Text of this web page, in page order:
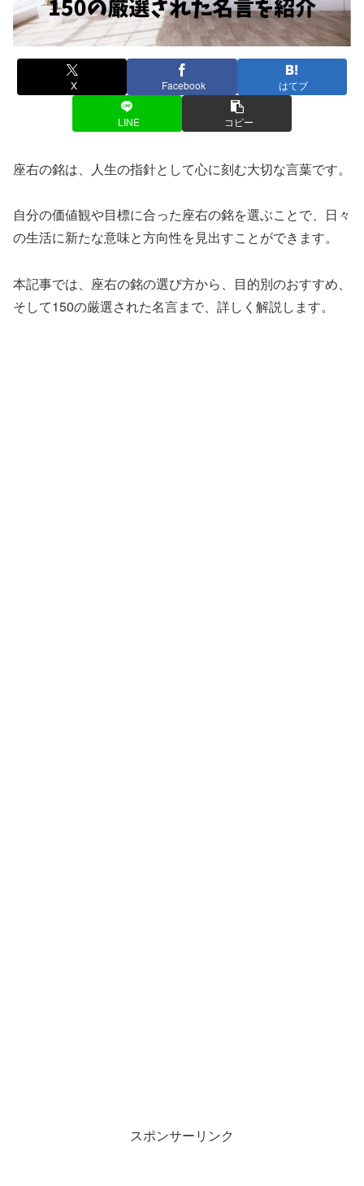
X Facebook はてブ
LINE コピー
座右の銘は、人生の指針として心に刻む大切な言葉です。
自分の価値観や目標に合った座右の銘を選ぶことで、日々
の生活に新たな意味と方向性を見出すことができます。
本記事では、座右の銘の選び方から、目的別のおすすめ、
そして150の厳選された名言まで、詳しく解説します。
スポンサーリンク